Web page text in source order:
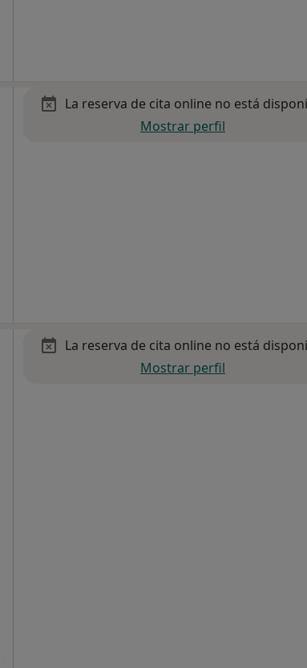
La reserva de cita online no está
Mostrar perfil
La reserva de cita online no está
Mostrar perfil